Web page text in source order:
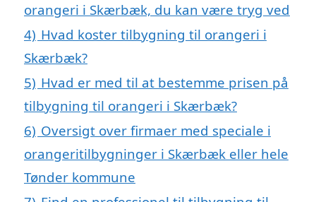
orangeri i Skærbæk, du kan være tryg ved
4) Hvad koster tilbygning til orangeri i
Skærbæk?
5) Hvad er med til at bestemme prisen på
tilbygning til orangeri i Skærbæk?
6) Oversigt over firmaer med speciale i
orangeritilbygninger i Skærbæk eller hele
Tønder kommune